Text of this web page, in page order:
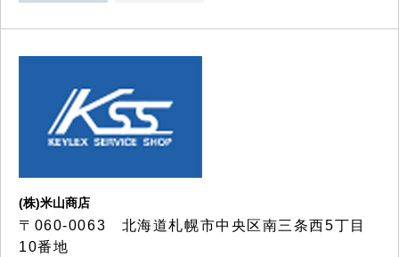
(株)米山商店
〒060-0063 北海道札幌市中央区南三条西5丁目
10番地